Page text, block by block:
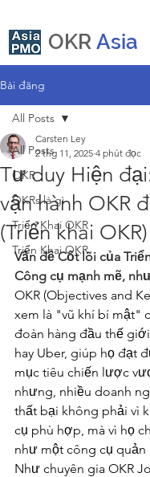
OKR Asia
Bài đăng
All Posts
OKR
OKRs là gì
Triển Khai OKR
Triển Khai OKR
All Posts
Tư duy Hiện
vận hành OKR
(Triển khai OKR)
Carsten Ley
2 thg 11, 2025 4 phút đọc
Vấn đề Cốt lõi của
Công cụ mạnh mẽ,
OKR (Objectives and
xem là "vũ khí bí mật"
đoàn hàng đầu thế
hay Uber, giúp họ đạt
mục tiêu chiến lược
nhưng, nhiều doanh
thất bại không phải vì
cụ phù hợp, mà vì họ
như một công cụ quản
Như chuyên gia OKR